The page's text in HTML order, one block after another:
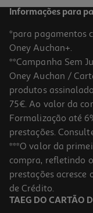
Café Latte
3.8 €/Lt
0,95 €
Informações para
*para pagamentos
Oney Auchan+.
**Campanha Sem
Oney Auchan /
produtos
75€. Ao valor da
Formalização até
prestações.
***O valor da
compra, refletindo
prestações
de Crédito.
TAEG DO CARTÃO